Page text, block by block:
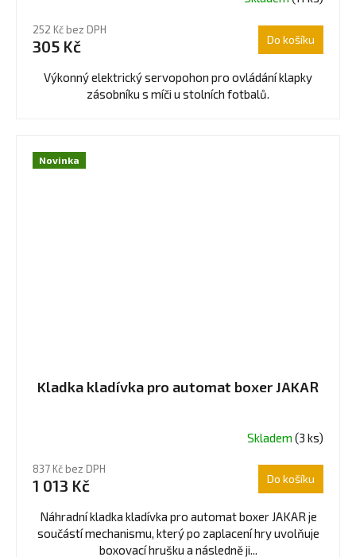
252 Kč bez DPH
305 Kč Do košíku
Výkonný elektrický servopohon pro ovládání klapky
zásobníku s míči u stolních fotbalů.
Novinka
Kladka kladívka pro automat boxer JAKAR
Skladem (3 ks)
837 Kč bez DPH
1 013 Kč Do košíku
Náhradní kladka kladívka pro automat boxer JAKAR je
součástí mechanismu, který po zaplacení hry uvolňuje
boxovací hrušku a následně ji...